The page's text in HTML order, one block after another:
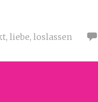
, liebe, loslassen